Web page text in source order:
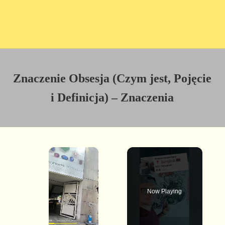
Znaczenie Obsesja (Czym jest, Pojęcie
i Definicja) – Znaczenia
×
Now Playing